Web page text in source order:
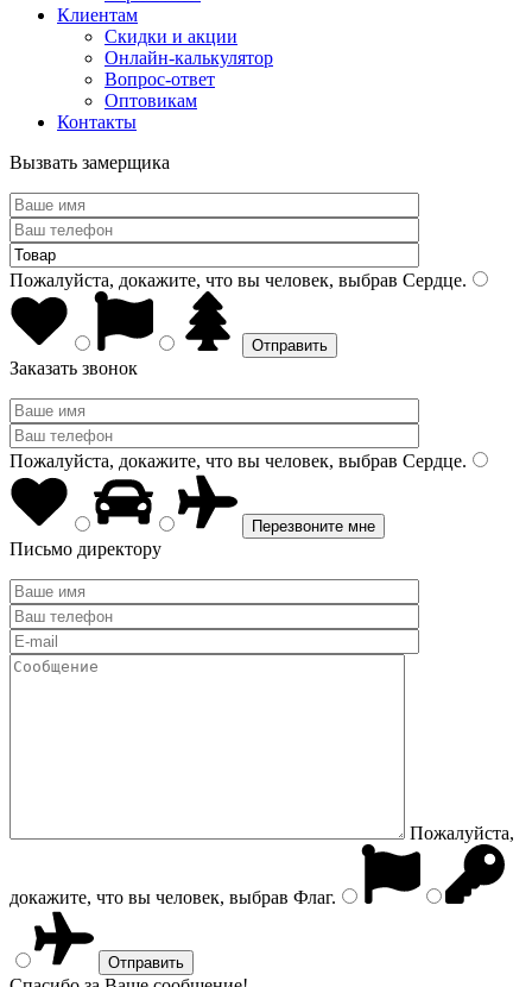
Клиентам
Скидки и акции
Онлайн-калькулятор
Вопрос-ответ
Оптовикам
Контакты
Вызвать замерщика
Пожалуйста, докажите, что вы человек, выбрав Сердце.
Заказать звонок
Пожалуйста, докажите, что вы человек, выбрав Сердце.
Письмо директору
Пожалуйста,
докажите, что вы человек, выбрав Флаг.